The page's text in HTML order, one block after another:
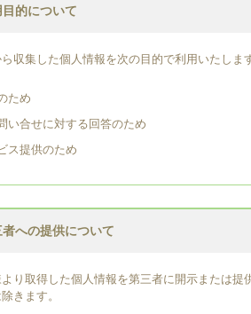
的について
収集した個人情報を次の目的で利用いたしま
ため
い合せに対する回答のため
ス提供のため
への提供について
り取得した個人情報を第三者に開示または提
きます。